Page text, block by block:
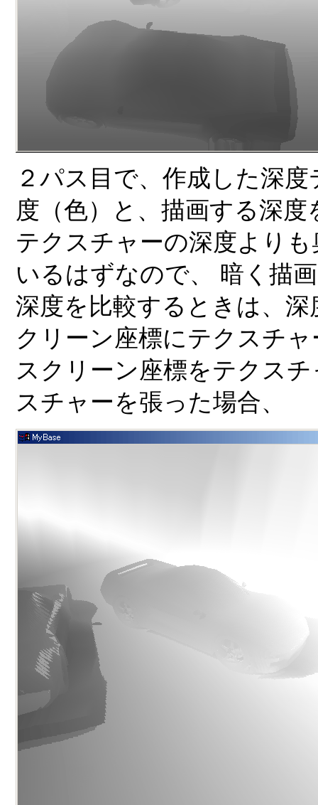
２パス目で、作成した深
度（色）と、描画する深
テクスチャーの深度より
いるはずなので、 暗く描
深度を比較するときは、
クリーン座標にテクスチ
スクリーン座標をテクス
スチャーを張った場合、